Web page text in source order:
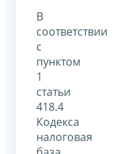
В
соответствии
с
пунктом
1
статьи
418.4
Кодекса
налоговая